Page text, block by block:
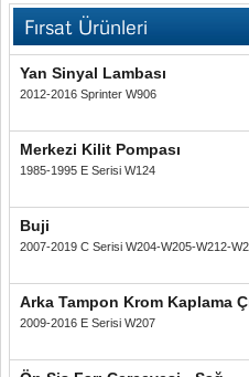
Fırsat Ürünleri
Yan Sinyal Lambası
2012-2016 Sprinter W906
Merkezi Kilit Pompası
1985-1995 E Serisi W124
Buji
2007-2019 C Serisi W204-W205-W212-
Arka Tampon Krom Kaplama
2009-2016 E Serisi W207